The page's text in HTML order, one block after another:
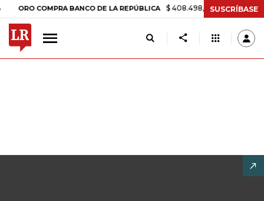
COMPRA BANCO DE LA REPÚBLICA $ 408.498,97 +$ 8.753,81 +2,19%
SUSCRÍBASE